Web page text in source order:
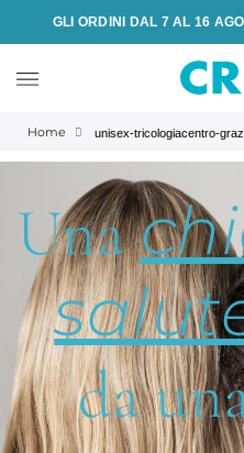
GLI ORDINI DAL 7 AL 16
Home
Una
da